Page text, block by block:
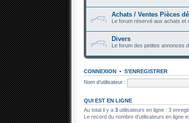
Achats / Ventes Pièces
Le forum réservé aux achats et
Divers
Le forum des petites annonces
CONNEXION • S’ENREGISTRER
Nom d’utilisateur :
QUI EST EN LIGNE
Au total il y a 3 utilisateurs en ligne : 3
Le record du nombre d’utilisateurs en ligne